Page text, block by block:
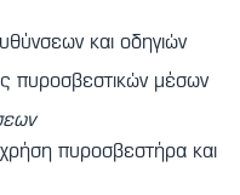
και οδηγιών
πυροσβεστικών μέσων
πυροσβεστήρα και